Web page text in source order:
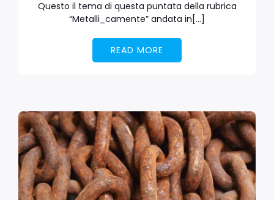
Questo il tema di questa puntata della rubrica
“Metalli_camente” andata in[…]
READ MORE